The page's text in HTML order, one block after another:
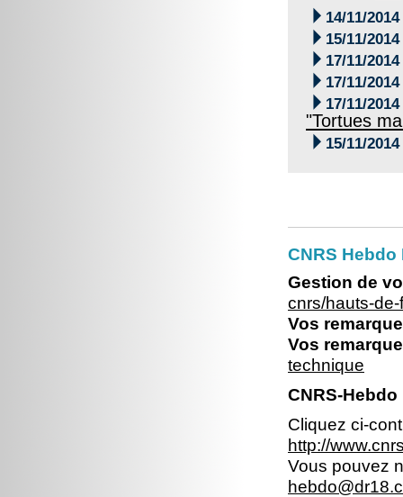
 14/11/2014
 15/11/2014
 17/11/2014
 17/11/2014
 17/11/2014
"Tortues
 15/11/2014
CNRS
Gestion de
cnrs/hauts-
Vos
Vos
technique
CNRS-
Cliquez ci-
http://
Vous pouvez